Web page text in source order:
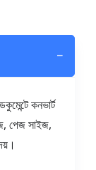
−
কনভার্ট
পেজ সাইজ,